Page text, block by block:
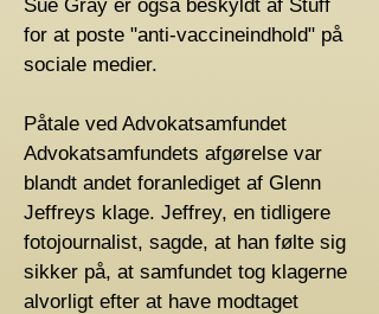
Sue Gray er også beskyldt af Stuff
for at poste "anti-vaccineindhold" på
sociale medier.
Påtale ved Advokatsamfundet
Advokatsamfundets afgørelse var
blandt andet foranlediget af Glenn
Jeffreys klage. Jeffrey, en tidligere
fotojournalist, sagde, at han følte sig
sikker på, at samfundet tog klagerne
alvorligt efter at have modtaget